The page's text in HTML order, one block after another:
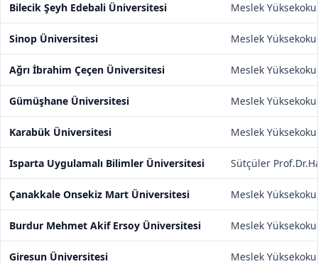
Bilecik Şeyh Edebali Üniversitesi Meslek
Sinop Üniversitesi Meslek
Ağrı İbrahim Çeçen Üniversitesi Meslek
Gümüşhane Üniversitesi Meslek
Karabük Üniversitesi Meslek
Isparta Uygulamalı Bilimler Üniversitesi Sütçüler
Çanakkale Onsekiz Mart Üniversitesi Meslek
Burdur Mehmet Akif Ersoy Üniversitesi Meslek
Giresun Üniversitesi Meslek